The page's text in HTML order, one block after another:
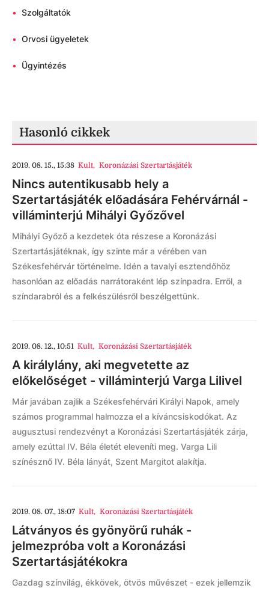
• Szolgáltatók
• Orvosi ügyeletek
• Ügyintézés
Hasonló cikkek
2019. 08. 15., 15:38 Kult, Koronázási Szertartásjáték
Nincs autentikusabb hely a
Szertartásjáték előadására Fehérvárnál -
villáminterjú Mihályi Győzővel
Mihályi Győző a kezdetek óta részese a Koronázási
Szertartásjátéknak, így szinte már a vérében van
Székesfehérvár történelme. Idén a tavalyi esztendőhöz
hasonlóan az előadás narrátoraként lép színpadra. Erről, a
színdarabról és a felkészülésről beszélgettünk.
2019. 08. 12., 10:51 Kult, Koronázási Szertartásjáték
A királylány, aki megvetette az
előkelőséget - villáminterjú Varga Lilivel
Már javában zajlik a Székesfehérvári Királyi Napok, amely
számos programmal halmozza el a kíváncsiskodókat. Az
augusztusi rendezvényt a Koronázási Szertartásjáték zárja,
amely ezúttal IV. Béla életét eleveníti meg. Varga Lili
színésznő IV. Béla lányát, Szent Margitot alakítja.
2019. 08. 07., 18:07 Kult, Koronázási Szertartásjáték
Látványos és gyönyörű ruhák -
jelmezpróba volt a Koronázási
Szertartásjátékokra
Gazdag színvilág, ékkövek, ötvös művészet - ezek jellemzik